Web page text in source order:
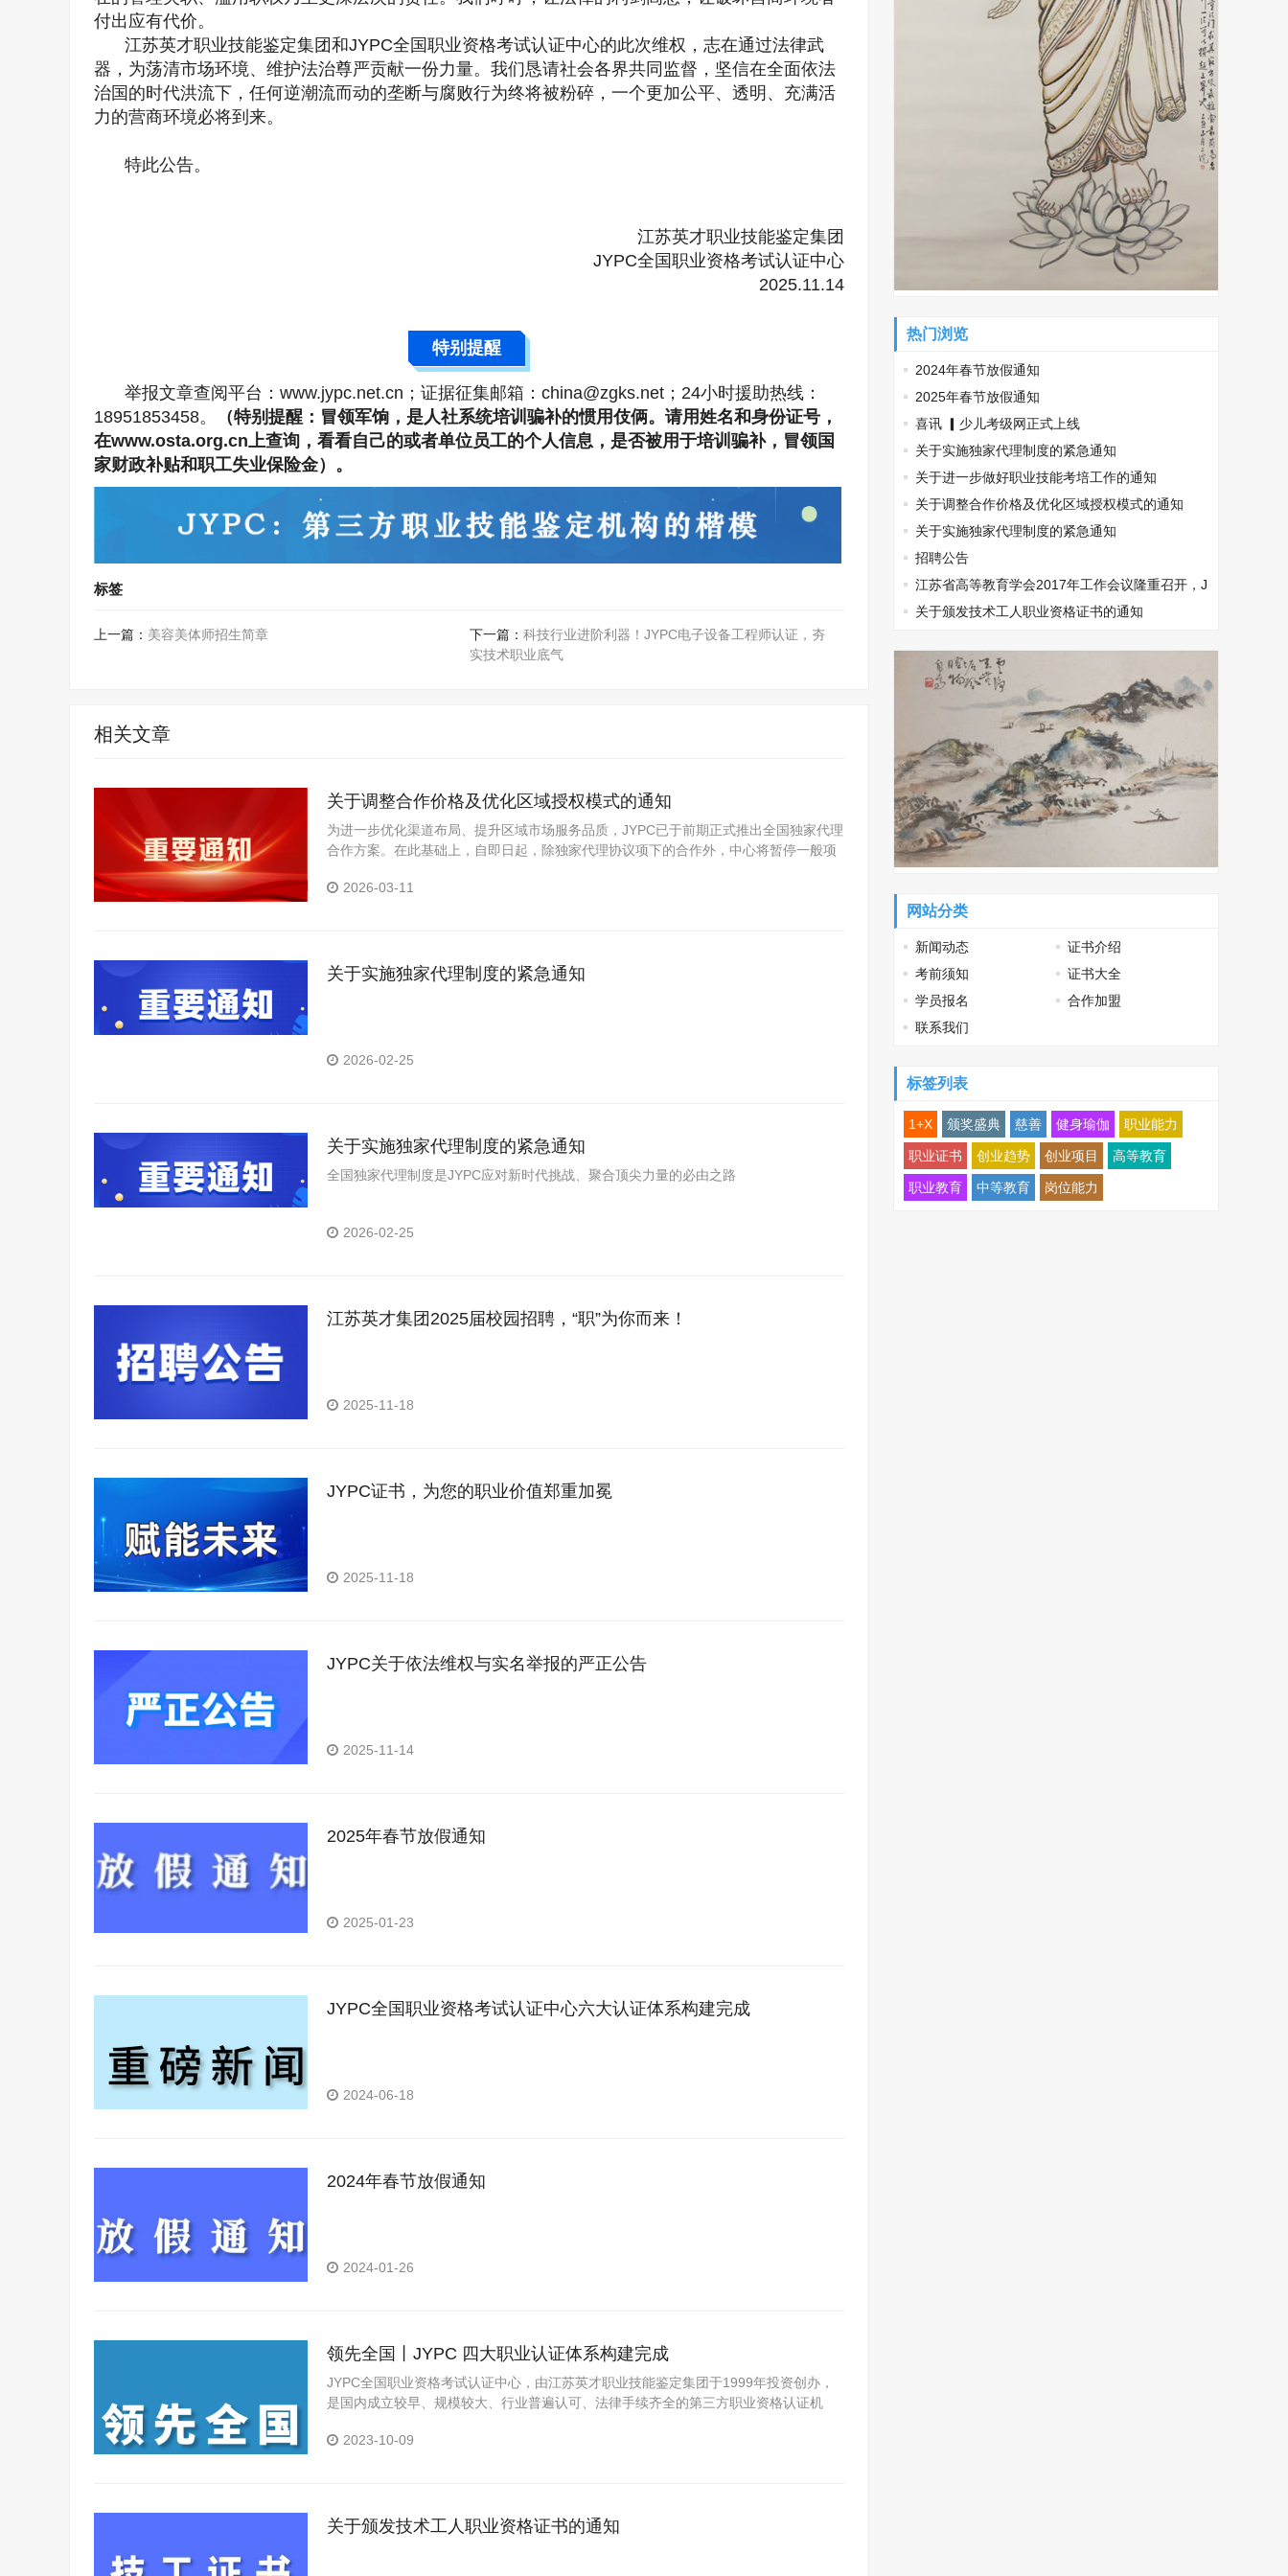
付出应有代价。
江苏英才职业技能鉴定集团和JYPC全国职业资格考试认证中心的此次维权，志在通过法律武
器，为荡清市场环境、维护法治尊严贡献一份力量。我们恳请社会各界共同监督，坚信在全面依法
治国的时代洪流下，任何逆潮流而动的垄断与腐败行为终将被粉碎，一个更加公平、透明、充满活
力的营商环境必将到来。
特此公告。
江苏英才职业技能鉴定集团
JYPC全国职业资格考试认证中心
2025.11.14
特别提醒
举报文章查阅平台：www.jypc.net.cn；证据征集邮箱：china@zgks.net；24小时援助热线：
18951853458。
（特别提醒：冒领军饷，是人社系统培训骗补的惯用伎俩。请用姓名和身份证号，
在www.osta.org.cn上查询，看看自己的或者单位员工的个人信息，是否被用于培训骗补，冒领国
家财政补贴和职工失业保险金）。
标签
上一篇： 美容美体师招生简章 下一篇： 科技行业进阶利器！JYPC电子设备工程师认证，夯
实技术职业底气
相关文章
关于调整合作价格及优化区域授权模式的通知
为进一步优化渠道布局、提升区域市场服务品质，JYPC已于前期正式推出全国独家代理
合作方案。在此基础上，自即日起，除独家代理协议项下的合作外，中心将暂停一般项
2026-03-11
关于实施独家代理制度的紧急通知
2026-02-25
关于实施独家代理制度的紧急通知
全国独家代理制度是JYPC应对新时代挑战、聚合顶尖力量的必由之路
2026-02-25
江苏英才集团2025届校园招聘，“职”为你而来！
2025-11-18
JYPC证书，为您的职业价值郑重加冕
2025-11-18
JYPC关于依法维权与实名举报的严正公告
2025-11-14
2025年春节放假通知
2025-01-23
JYPC全国职业资格考试认证中心六大认证体系构建完成
2024-06-18
2024年春节放假通知
2024-01-26
领先全国丨JYPC 四大职业认证体系构建完成
JYPC全国职业资格考试认证中心，由江苏英才职业技能鉴定集团于1999年投资创办，
是国内成立较早、规模较大、行业普遍认可、法律手续齐全的第三方职业资格认证机
2023-10-09
关于颁发技术工人职业资格证书的通知
热门浏览
2024年春节放假通知
2025年春节放假通知
喜讯 ▎少儿考级网正式上线
关于实施独家代理制度的紧急通知
关于进一步做好职业技能考培工作的通知
关于调整合作价格及优化区域授权模式的通知
关于实施独家代理制度的紧急通知
招聘公告
江苏省高等教育学会2017年工作会议隆重召开，J
YPC出席
关于颁发技术工人职业资格证书的通知
网站分类
新闻动态
证书介绍
考前须知
证书大全
学员报名
合作加盟
联系我们
标签列表
1+X 颁奖盛典 慈善 健身瑜伽 职业能力
职业证书 创业趋势 创业项目 高等教育
职业教育 中等教育 岗位能力